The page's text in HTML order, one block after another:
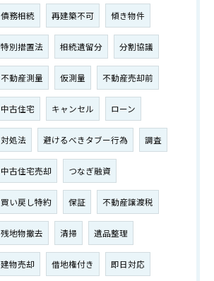
債務相続 再建築不可 傾き物件
特別措置法 相続遺留分 分割協議
不動産測量 仮測量 不動産売却前
中古住宅 キャンセル ローン
対処法 避けるべきタブー行為 調査
中古住宅売却 つなぎ融資
買い戻し特約 保証 不動産譲渡税
残地物撤去 清掃 遺品整理
建物売却 借地権付き 即日対応